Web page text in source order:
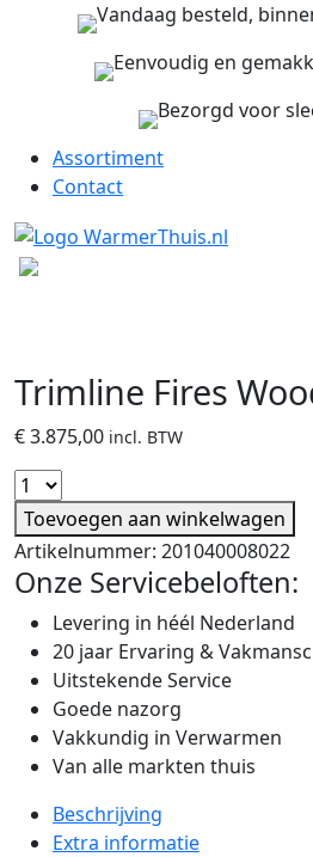
Vandaag besteld,
Eenvoudig en
Bezorgd voor
Assortiment
Contact
Trimline Fires
€3.875,00 incl. BTW
Toevoegen aan winkelwagen
Artikelnummer: 201040008022
Onze Servicebeloften:
Levering in héél Nederland
20 jaar Ervaring &
Uitstekende Service
Goede nazorg
Vakkundig in Verwarmen
Van alle markten thuis
Beschrijving
Extra informatie